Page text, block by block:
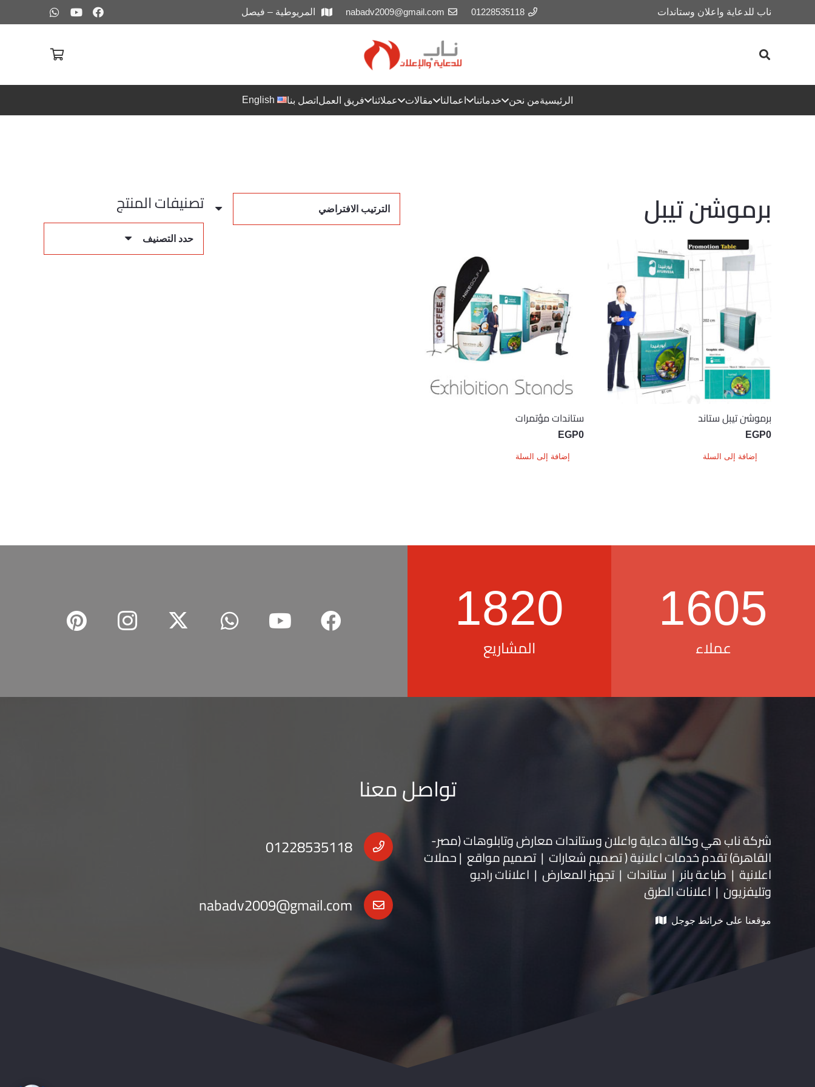
ناب للدعاية واعلان وستاندات 01228535118
nabadv2009@gmail.com المريوطية – فيصل
الرئيسيةمن نحن خدماتنا اعمالنا مقالات عملائنا فريق العمل اتصل بنا English
برموشن تيبل
برموشن تيبل ستاند
EGP0
إضافة إلى السلة
ستاندات مؤتمرات
EGP0
إضافة إلى السلة
تصنيفات المنتج
حدد التصنيف
1605
عملاء
1820
المشاريع
تواصل معنا
شركة ناب هي وكالة دعاية واعلان وستاندات معارضوتابلوهات(مصر-
القاهرة) تقدم خدمات اعلانية ( تصميم شعارات | تصميم مواقع | حملات
اعلانية | طباعة بانر | ستاندات | تجهيز المعارض | اعلانات راديو
وتليفزيون | اعلانات الطرق
موقعنا على خرائط جوجل
01228535118
nabadv2009@gmail.com